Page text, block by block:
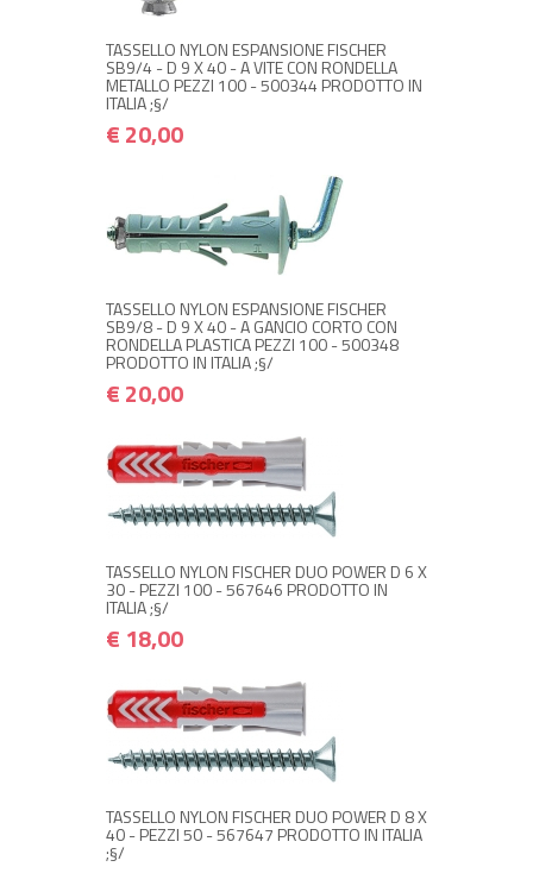
TASSELLO NYLON ESPANSIONE FISCHER
SB9/4 - D 9 X 40 - A VITE CON RONDELLA
METALLO PEZZI 100 - 500344 PRODOTTO IN
ITALIA ;§/
€ 20,00
TASSELLO NYLON ESPANSIONE FISCHER
SB9/8 - D 9 X 40 - A GANCIO CORTO CON
RONDELLA PLASTICA PEZZI 100 - 500348
PRODOTTO IN ITALIA ;§/
€ 20,00
NON DISPONIBILE A MAGAZZINO
Avvisami quando disponibile
TASSELLO NYLON FISCHER DUO POWER D 6 X
30 - PEZZI 100 - 567646 PRODOTTO IN
ITALIA ;§/
€ 18,00
+ ACQUISTA
TASSELLO NYLON FISCHER DUO POWER D 8 X
40 - PEZZI 50 - 567647 PRODOTTO IN ITALIA
;§/
NON DISPONIBILE A MAGAZZINO
Avvisami quando disponibile